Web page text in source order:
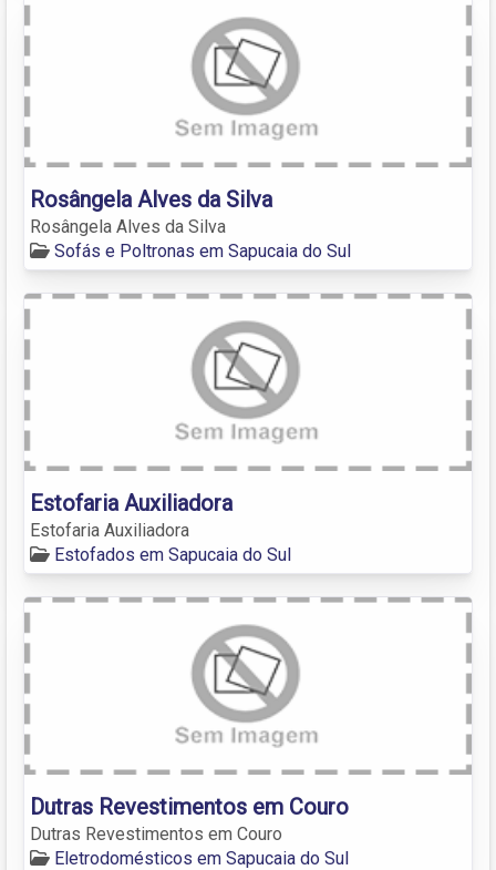
Rosângela Alves da Silva
Rosângela Alves da Silva
Sofás e Poltronas em Sapucaia do Sul
Estofaria Auxiliadora
Estofaria Auxiliadora
Estofados em Sapucaia do Sul
Dutras Revestimentos em Couro
Dutras Revestimentos em Couro
Eletrodomésticos em Sapucaia do Sul